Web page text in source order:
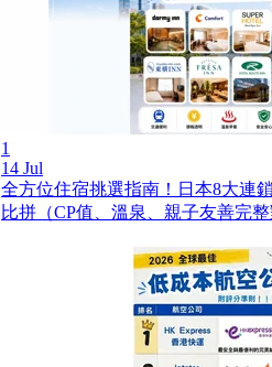
1
14 Jul
全方位住宿挑選指南！日本8大連
比拼（CP值、溫泉、親子友善完整